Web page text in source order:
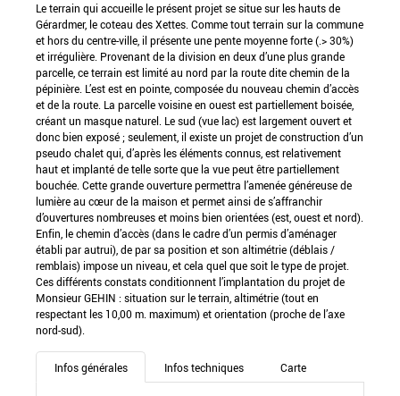
Le terrain qui accueille le présent projet se situe sur les hauts de
Gérardmer, le coteau des Xettes. Comme tout terrain sur la commune
et hors du centre-ville, il présente une pente moyenne forte (.> 30%)
et irrégulière. Provenant de la division en deux d’une plus grande
parcelle, ce terrain est limité au nord par la route dite chemin de la
pépinière. L’est est en pointe, composée du nouveau chemin d’accès
et de la route. La parcelle voisine en ouest est partiellement boisée,
créant un masque naturel. Le sud (vue lac) est largement ouvert et
donc bien exposé ; seulement, il existe un projet de construction d’un
pseudo chalet qui, d’après les éléments connus, est relativement
haut et implanté de telle sorte que la vue peut être partiellement
bouchée. Cette grande ouverture permettra l’amenée généreuse de
lumière au cœur de la maison et permet ainsi de s’affranchir
d’ouvertures nombreuses et moins bien orientées (est, ouest et nord).
Enfin, le chemin d’accès (dans le cadre d’un permis d’aménager
établi par autrui), de par sa position et son altimétrie (déblais /
remblais) impose un niveau, et cela quel que soit le type de projet.
Ces différents constats conditionnent l’implantation du projet de
Monsieur GEHIN : situation sur le terrain, altimétrie (tout en
respectant les 10,00 m. maximum) et orientation (proche de l’axe
nord-sud).
Infos générales Infos techniques Carte